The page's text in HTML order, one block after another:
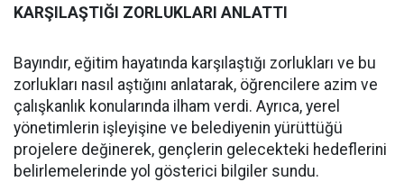
KARŞILAŞTIĞI ZORLUKLARI ANLATTI
Bayındır, eğitim hayatında karşılaştığı zorlukları ve bu
zorlukları nasıl aştığını anlatarak, öğrencilere azim ve
çalışkanlık konularında ilham verdi. Ayrıca, yerel
yönetimlerin işleyişine ve belediyenin yürüttüğü
projelere değinerek, gençlerin gelecekteki hedeflerini
belirlemelerinde yol gösterici bilgiler sundu.